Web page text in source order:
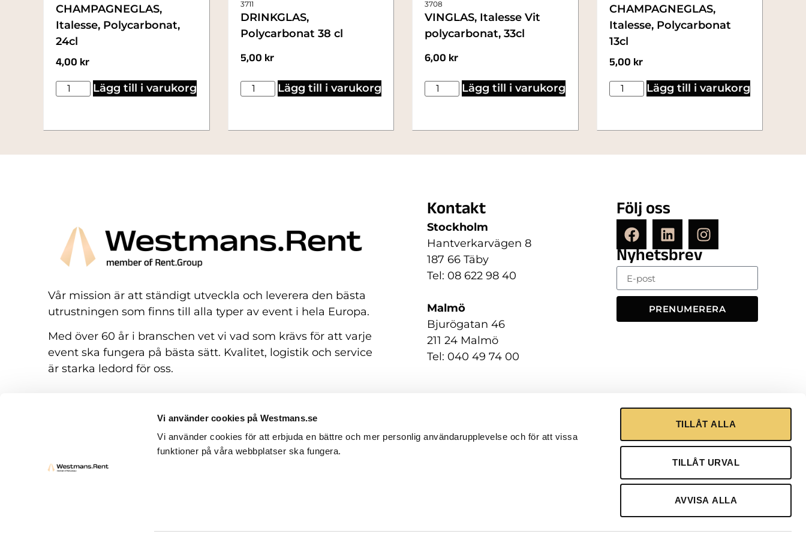
Vi använder cookies på Westmans.se
Vi använder cookies för att erbjuda en bättre och mer personlig användarupplevelse och för att vissa
funktioner på våra webbplatser ska fungera.
TILLÅT ALLA
TILLÅT URVAL
AVVISA ALLA
CHAMPAGNEGLAS,
Italesse, Polycarbonat,
24cl
4,00 kr
Lägg till i varukorg
3711
DRINKGLAS,
Polycarbonat 38 cl
5,00 kr
Lägg till i varukorg
3708
VINGLAS, Italesse Vit
polycarbonat, 33cl
6,00 kr
Lägg till i varukorg
CHAMPAGNEGLAS,
Italesse, Polycarbonat
13cl
5,00 kr
Lägg till i varukorg
Vår mission är att ständigt utveckla och leverera den bästa
utrustningen som finns till alla typer av event i hela Europa.
Med över 60 år i branschen vet vi vad som krävs för att varje
event ska fungera på bästa sätt. Kvalitet, logistik och service
är starka ledord för oss.
Kontakt
Stockholm
Hantverkarvägen 8
187 66 Täby
Tel: 08 622 98 40
Malmö
Bjurögatan 46
211 24 Malmö
Tel: 040 49 74 00
Följ oss
Nyhetsbrev
PRENUMERERA